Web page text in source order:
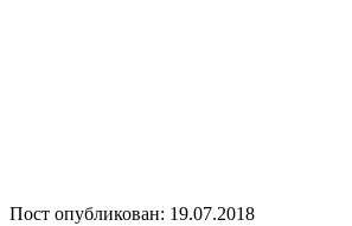
Пост опубликован: 19.07.2018